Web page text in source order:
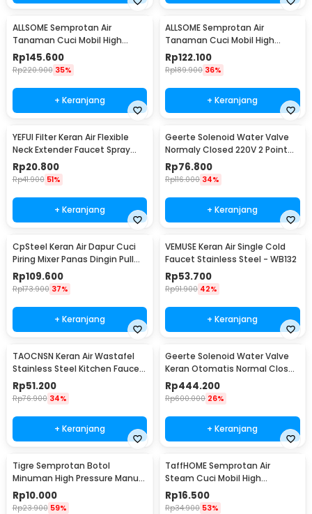
ALLSOME Semprotan Air
Tanaman Cuci Mobil High
Pressure with Hose 15M -
PT009
Rp145.600
Rp220.900 35%
+ Keranjang
ALLSOME Semprotan Air
Tanaman Cuci Mobil High
Pressure with Hose 7.5M -
PT009
Rp122.100
Rp189.900 36%
+ Keranjang
YEFUI Filter Keran Air Flexible
Neck Extender Faucet Spray
Head - H5607
Rp20.800
Rp41.900 51%
+ Keranjang
Geerte Solenoid Water Valve
Normaly Closed 220V 2 Point
1/4 Inch - 2W-025-08
Rp76.800
Rp116.000 34%
+ Keranjang
CpSteel Keran Air Dapur Cuci
Piring Mixer Panas Dingin Pull
Out Rinser - CP12
Rp109.600
Rp173.900 37%
+ Keranjang
VEMUSE Keran Air Single Cold
Faucet Stainless Steel - WB132
Rp53.700
Rp91.900 42%
+ Keranjang
TAOCNSN Keran Air Wastafel
Stainless Steel Kitchen Faucet
- 899
Rp51.200
Rp76.900 34%
+ Keranjang
Geerte Solenoid Water Valve
Keran Otomatis Normal Close
220V 1.5 Inch - 2W-400-40
Rp444.200
Rp600.000 26%
+ Keranjang
Tigre Semprotan Botol
Minuman High Pressure Manual
Adjustable Spray - TS01
Rp10.000
Rp23.900 59%
TaffHOME Semprotan Air
Steam Cuci Mobil High
Pressure Gun - 888
Rp16.500
Rp34.900 53%